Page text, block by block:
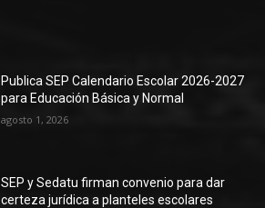
Publica SEP Calendario Escolar 2026-2027
para Educación Básica y Normal
agosto 1, 2026
SEP y Sedatu firman convenio para dar
certeza jurídica a planteles escolares